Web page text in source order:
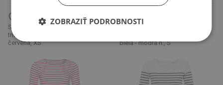
SOL'S | Marine Women, Dámske
tričko s dl. rukávom, biela -
červená, XS
biela - modrá n., S
ZOBRAZIŤ PODROBNOSTI